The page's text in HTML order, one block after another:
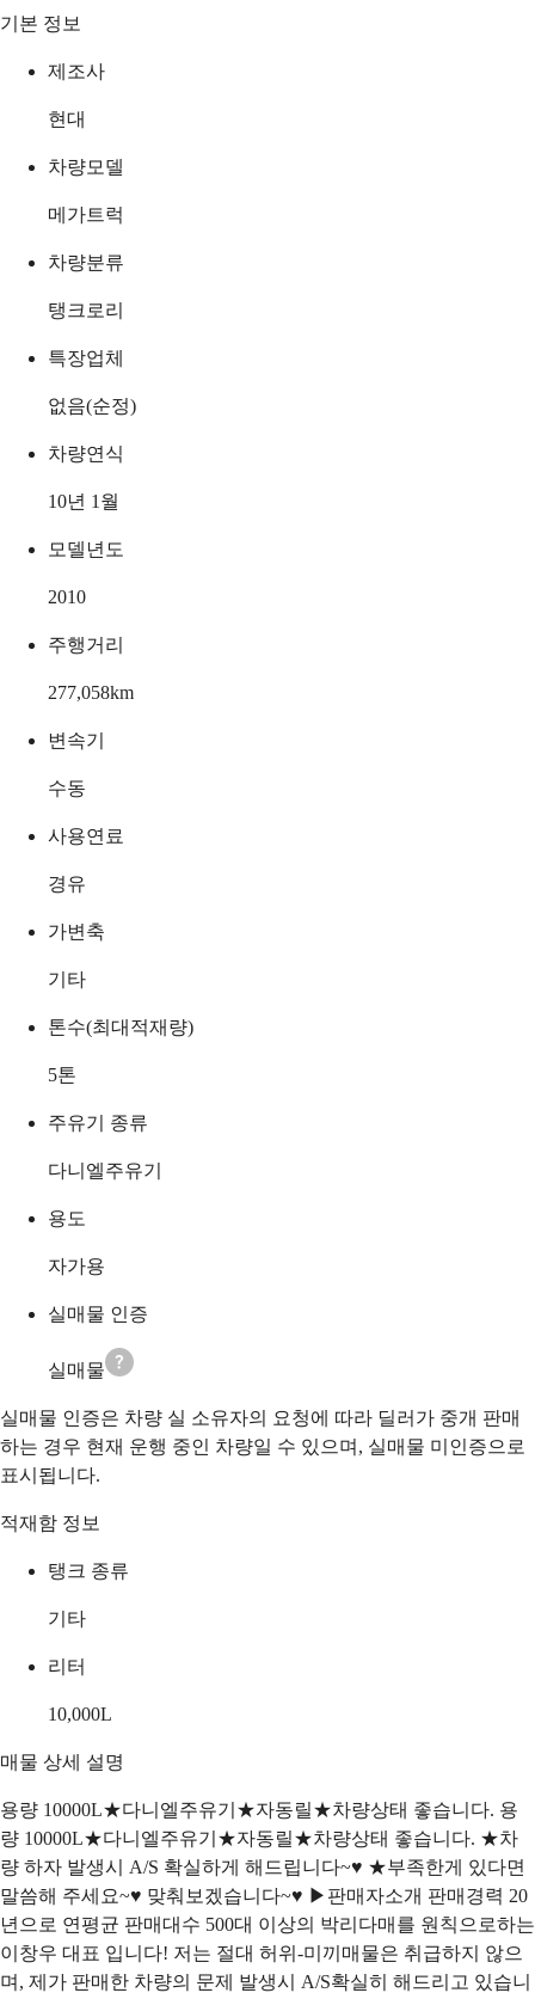
기본 정보
제조사
현대
차량모델
메가트럭
차량분류
탱크로리
특장업체
없음(순정)
차량연식
10년 1월
모델년도
2010
주행거리
277,058km
변속기
수동
사용연료
경유
가변축
기타
톤수(최대적재량)
5톤
주유기 종류
다니엘주유기
용도
자가용
실매물 인증
실매물
실매물 인증은 차량 실 소유자의 요청에 따라 딜러가 중개 판매
하는 경우 현재 운행 중인 차량일 수 있으며, 실매물 미인증으로
표시됩니다.
적재함 정보
탱크 종류
기타
리터
10,000L
매물 상세 설명
용량 10000L★다니엘주유기★자동릴★차량상태 좋습니다. 용
량 10000L★다니엘주유기★자동릴★차량상태 좋습니다. ★차
량 하자 발생시 A/S 확실하게 해드립니다~♥ ★부족한게 있다면
말씀해 주세요~♥ 맞춰보겠습니다~♥ ▶판매자소개 판매경력 20
년으로 연평균 판매대수 500대 이상의 박리다매를 원칙으로하는
이창우 대표 입니다! 저는 절대 허위-미끼매물은 취급하지 않으
며, 제가 판매한 차량의 문제 발생시 A/S확실히 해드리고 있습니